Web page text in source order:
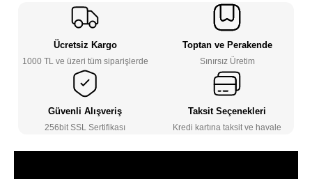
Ücretsiz Kargo
1000 TL ve üzeri tüm siparişlerde
Toptan ve Perakende
Sınırsız Üretim
Güvenli Alışveriş
256bit SSL Sertifikası
Taksit Seçenekleri
Kredi kartına taksit ve havale